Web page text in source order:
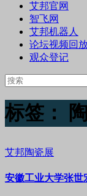
艾邦官网
智飞网
艾邦机器人
论坛视频回
观众登记
标签：
艾邦陶瓷展
安徽工业大学张世